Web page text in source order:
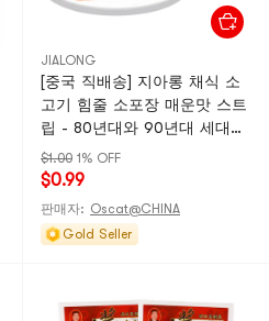
JIALONG
[중국 직배송] 지아롱 채식 소
고기 힘줄 소포장 매운맛 스트
립 - 80년대와 90년대 세대의
추억을 불러일으키는 간식 -
18g/봉지
$1.00 1% OFF
$0.99
판매자: Oscat@CHINA
Gold Seller